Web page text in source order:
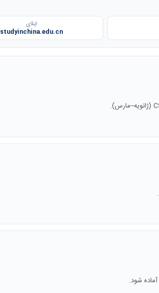
اپلای
studyinchina.edu.cn